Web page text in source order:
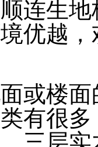
连生
优越
或楼
有很